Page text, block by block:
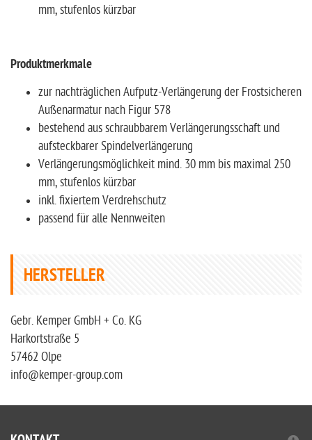
mm, stufenlos kürzbar
Produktmerkmale
zur nachträglichen Aufputz-Verlängerung der Frostsicheren
Außenarmatur nach Figur 578
bestehend aus schraubbarem Verlängerungsschaft und
aufsteckbarer Spindelverlängerung
Verlängerungsmöglichkeit mind. 30 mm bis maximal 250
mm, stufenlos kürzbar
inkl. fixiertem Verdrehschutz
passend für alle Nennweiten
HERSTELLER
Gebr. Kemper GmbH + Co. KG
Harkortstraße 5
57462 Olpe
info@kemper-group.com